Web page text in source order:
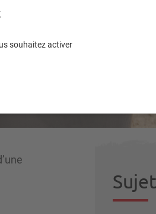
souhaitez activer
Sujet